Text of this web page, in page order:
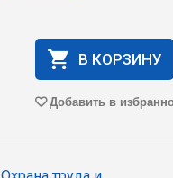
В КОРЗИНУ
Добавить в